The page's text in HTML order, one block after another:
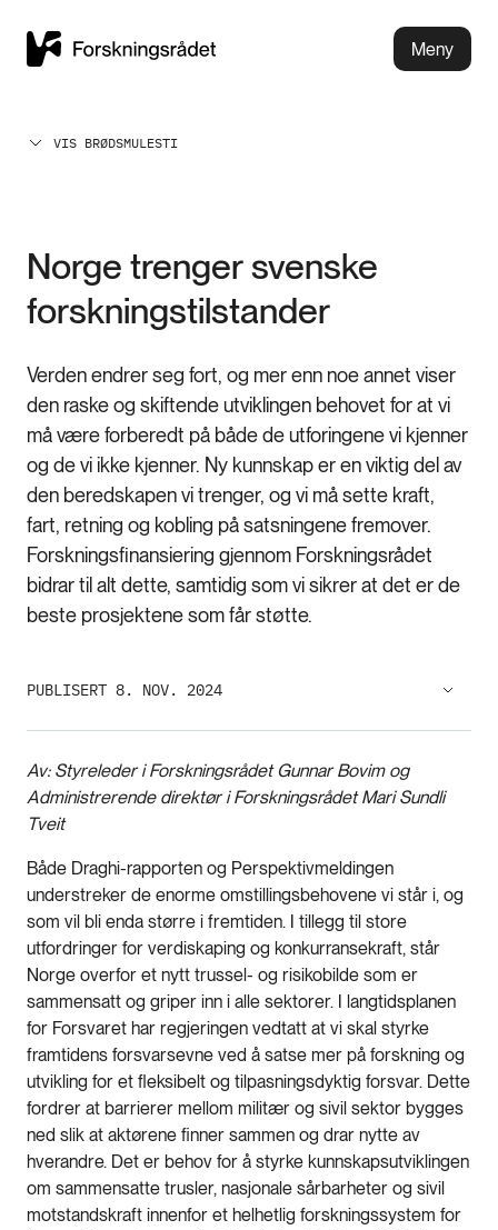
Meny
VIS BRØDSMULESTI
Norge trenger svenske
forskningstilstander
Verden endrer seg fort, og mer enn noe annet viser
den raske og skiftende utviklingen behovet for at vi
må være forberedt på både de utforingene vi kjenner
og de vi ikke kjenner. Ny kunnskap er en viktig del av
den beredskapen vi trenger, og vi må sette kraft,
fart, retning og kobling på satsningene fremover.
Forskningsfinansiering gjennom Forskningsrådet
bidrar til alt dette, samtidig som vi sikrer at det er de
beste prosjektene som får støtte.
PUBLISERT 8. NOV. 2024
Av: Styreleder i Forskningsrådet Gunnar Bovim og
Administrerende direktør i Forskningsrådet Mari Sundli
Tveit
Både Draghi-rapporten og Perspektivmeldingen
understreker de enorme omstillingsbehovene vi står i, og
som vil bli enda større i fremtiden. I tillegg til store
utfordringer for verdiskaping og konkurransekraft, står
Norge overfor et nytt trussel- og risikobilde som er
sammensatt og griper inn i alle sektorer. I langtidsplanen
for Forsvaret har regjeringen vedtatt at vi skal styrke
framtidens forsvarsevne ved å satse mer på forskning og
utvikling for et fleksibelt og tilpasningsdyktig forsvar. Dette
fordrer at barrierer mellom militær og sivil sektor bygges
ned slik at aktørene finner sammen og drar nytte av
hverandre. Det er behov for å styrke kunnskapsutviklingen
om sammensatte trusler, nasjonale sårbarheter og sivil
motstandskraft innenfor et helhetlig forskningssystem for